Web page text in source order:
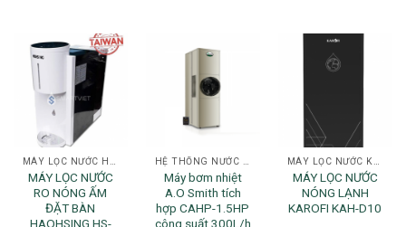
MÁY LỌC NƯỚC HAOHSING
MÁY LỌC NƯỚC
RO NÓNG ẤM
ĐẶT BÀN
HAOHSING HS-
HỆ THỐNG NƯỚC NÓNG CHO GIA ĐÌNH
Máy bơm nhiệt
A.O Smith tích
hợp CAHP-1.5HP
công suất 300L/h
MÁY LỌC NƯỚC KAROFI
MÁY LỌC NƯỚC
NÓNG LẠNH
KAROFI KAH-D10